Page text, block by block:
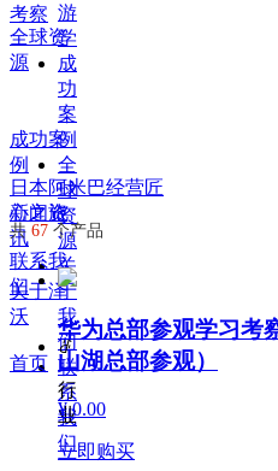
游
学
成
功
案
例
全
球
资
源
关
于
我
们
联
系
我
们
越
士
ꁕ
行
业
制
考察
全球资
源
成功案
例
日本阿米巴经营匠
心之旅
新闻资
讯
联系我
们
关于泽
沃
首页
共 67 个产品
华为总部参观学习考
山湖总部参观）
¥ 0.00
立即购买